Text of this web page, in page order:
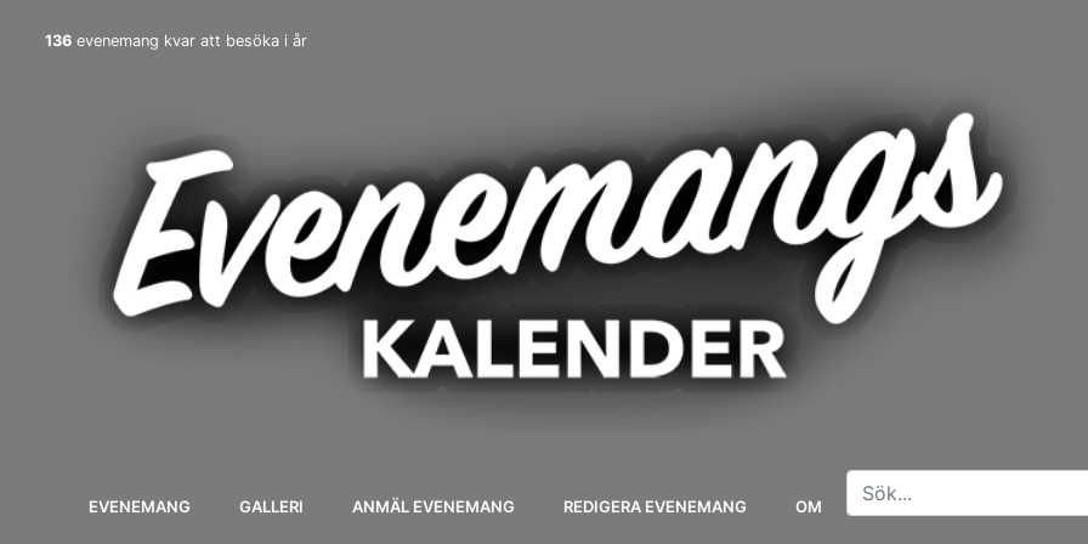
136 evenemang kvar att besöka i år
EVENEMANG GALLERI ANMÄL EVENEMANG REDIGERA EVENEMANG OM